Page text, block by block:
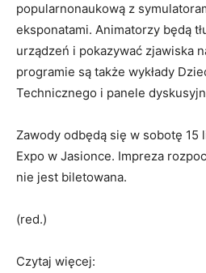
popularnonaukową z
eksponatami. Animatorzy będą
urządzeń i pokazywać zjawiska
programie są także wykłady
Technicznego i panele
Zawody odbędą się w sobotę 15
Expo w Jasionce. Impreza
nie jest biletowana.
(red.)
Czytaj więcej: